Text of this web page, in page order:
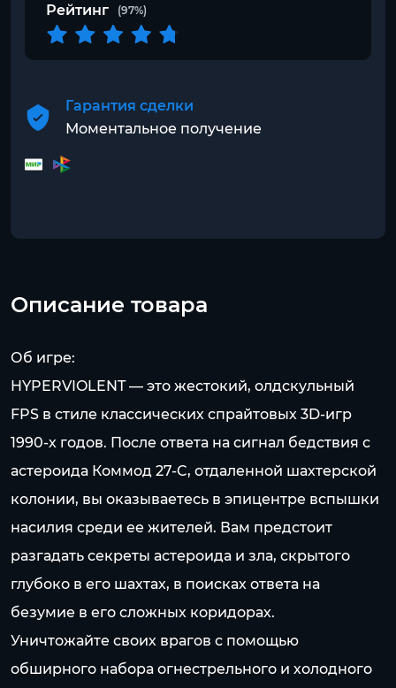
Рейтинг (97%)
Гарантия сделки
Моментальное получение
Описание товара
Об игре:
HYPERVIOLENT — это жестокий, олдскульный
FPS в стиле классических спрайтовых 3D-игр
1990-х годов. После ответа на сигнал бедствия с
астероида Коммод 27-C, отдаленной шахтерской
колонии, вы оказываетесь в эпицентре вспышки
насилия среди ее жителей. Вам предстоит
разгадать секреты астероида и зла, скрытого
глубоко в его шахтах, в поисках ответа на
безумие в его сложных коридорах.
Уничтожайте своих врагов с помощью
обширного набора огнестрельного и холодного